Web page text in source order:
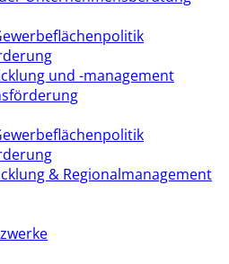
und -management
& Regionalmanagement